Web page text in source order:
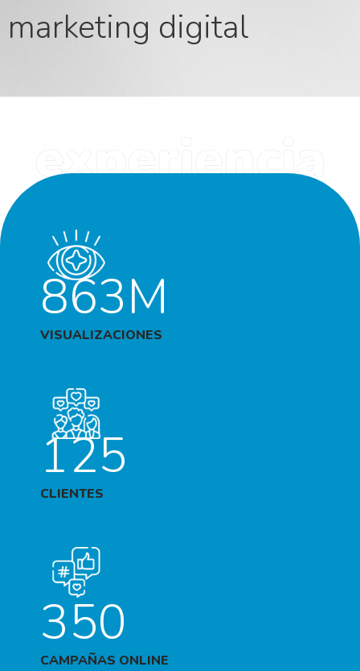
marketing digital
863M
VISUALIZACIONES
125
CLIENTES
350
CAMPAÑAS ONLINE